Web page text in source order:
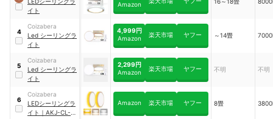
イト
Amazon
4
Coizabera
Led シーリングラ
イト
4,999円
Amazon
楽天市場 ヤフー ～14畳
5
Coizabera
Led シーリングラ
イト
2,299円
Amazon
楽天市場 ヤフー 不明 不明
6
Coizabera
LEDシーリングラ
イト ｜ AKJ-CL-
Amazon 楽天市場 ヤフー 8畳